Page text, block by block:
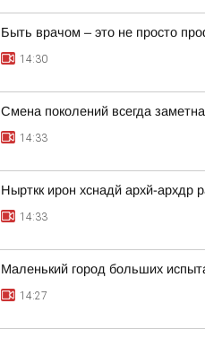
Быть врачом – это не просто
14:30
Смена поколений всегда
14:33
Нырткк ирон хснадй архй-
14:33
Маленький город больших
14:27